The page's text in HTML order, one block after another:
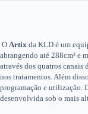
O Artix da KLD é um
abrangendo até 288cm² e
através dos quatros
nos tratamentos. Além
programação e utilização.
desenvolvida sob o mais